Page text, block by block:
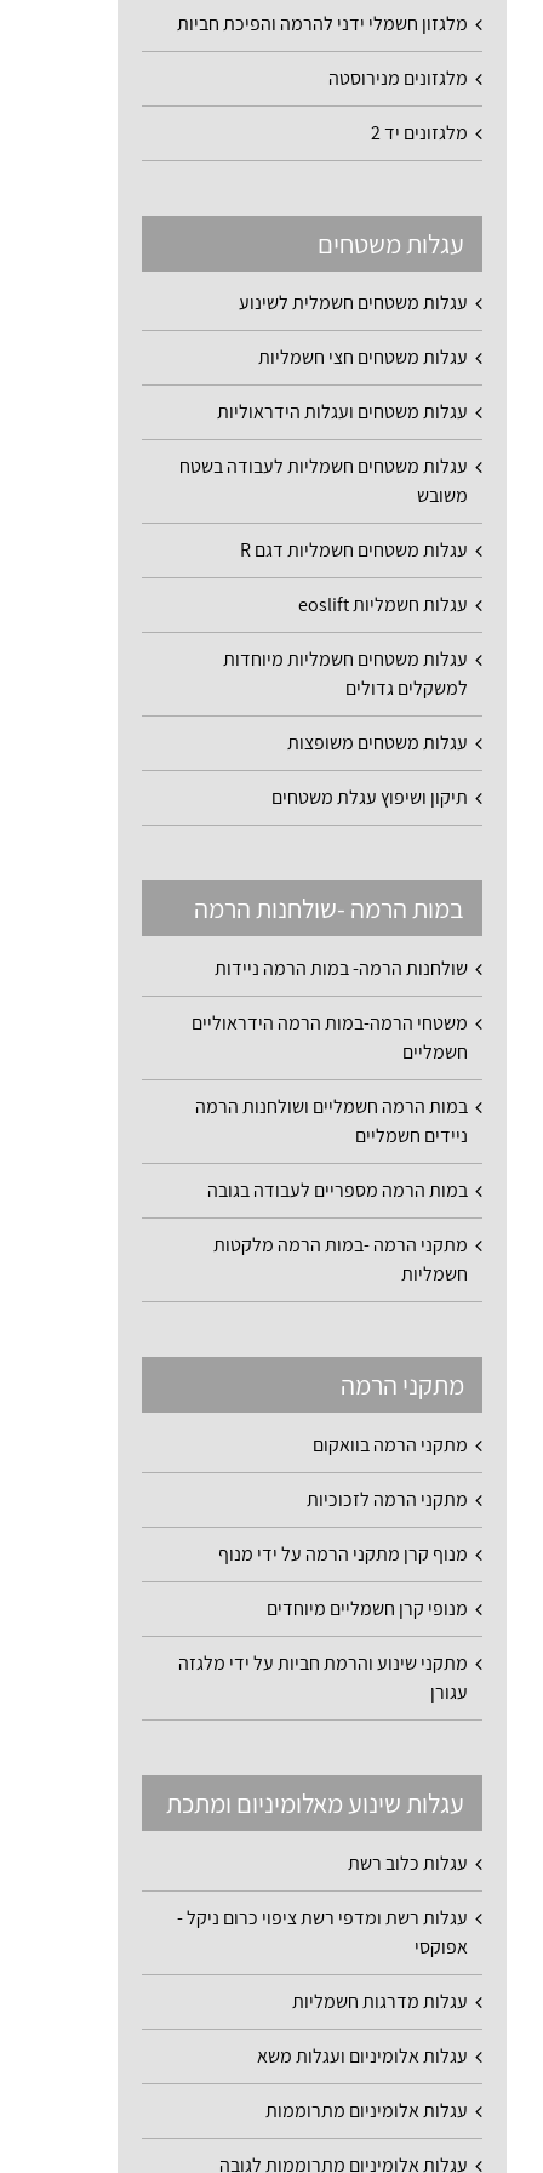
מלגזון חשמלי ידני להרמה והפיכת חביות
מלגזונים מנירוסטה
מלגזונים יד 2
עגלות משטחים
עגלות משטחים חשמלית לשינוע
עגלות משטחים חצי חשמליות
עגלות משטחים ועגלות הידראוליות
עגלות משטחים חשמליות לעבודה בשטח
משובש
עגלות משטחים חשמליות דגם R
עגלות חשמליות eoslift
עגלות משטחים חשמליות מיוחדות
למשקלים גדולים
עגלות משטחים משופצות
תיקון ושיפוץ עגלת משטחים
במות הרמה -שולחנות הרמה
שולחנות הרמה- במות הרמה ניידות
משטחי הרמה-במות הרמה הידראוליים
חשמליים
במות הרמה חשמליים ושולחנות הרמה
ניידים חשמליים
במות הרמה מספריים לעבודה בגובה
מתקני הרמה -במות הרמה מלקטות
חשמליות
מתקני הרמה
מתקני הרמה בוואקום
מתקני הרמה לזכוכיות
מנוף קרן מתקני הרמה על ידי מנוף
מנופי קרן חשמליים מיוחדים
מתקני שינוע והרמת חביות על ידי מלגזה
עגורן
עגלות שינוע מאלומיניום ומתכת
עגלות כלוב רשת
עגלות רשת ומדפי רשת ציפוי כרום ניקל -
אפוקסי
עגלות מדרגות חשמליות
עגלות אלומיניום ועגלות משא
עגלות אלומיניום מתרוממות
עגלות אלומיניום מתרוממות לגובה